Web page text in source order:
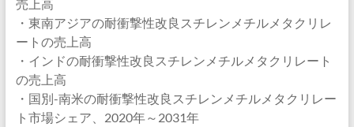
売上高
・東南アジアの耐衝撃性改良スチレンメチルメタクリレ
ートの売上高
・インドの耐衝撃性改良スチレンメチルメタクリレート
の売上高
・国別-南米の耐衝撃性改良スチレンメチルメタクリレー
ト市場シェア、2020年～2031年